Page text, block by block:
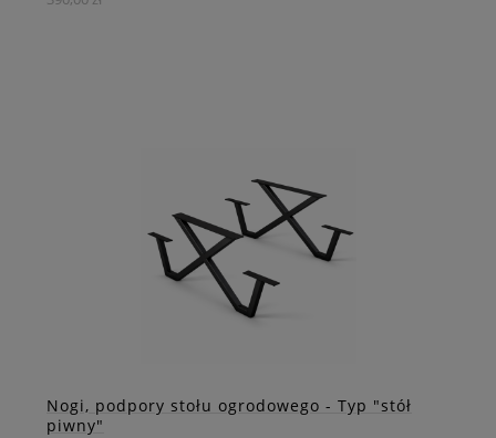
rozwiązanie, które zachwyci każdego miłośnika
nowoczesnego designu.
DO KOSZYKA
Nogi, podpory stołu ogrodowego - Typ "stół
piwny"